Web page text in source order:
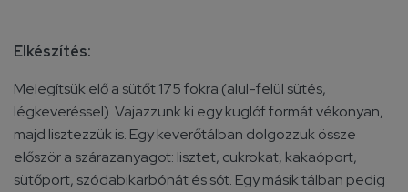
Elkészítés:
Melegítsük elő a sütőt175 fokra (alul-felül sütés,
légkeveréssel).Vajazzunk ki egy kuglóf formát vékonyan,
majd lisztezzük is. Egy keverőtálban dolgozzuk össze
először a szárazanyagot: lisztet, cukrokat, kakaóport,
sütőport, szódabikarbónát és sót. Egy másik tálban pedig